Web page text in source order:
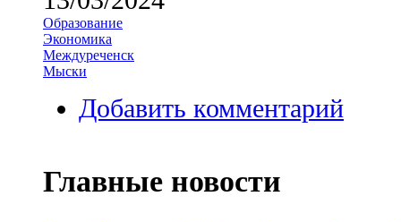
Образование
Экономика
Междуреченск
Мыски
Добавить комментарий
Главные новости